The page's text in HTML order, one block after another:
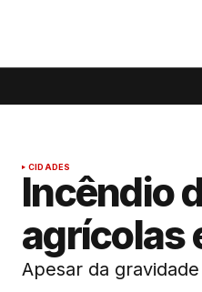
CIDADES
Incêndio
agrícolas
Apesar da